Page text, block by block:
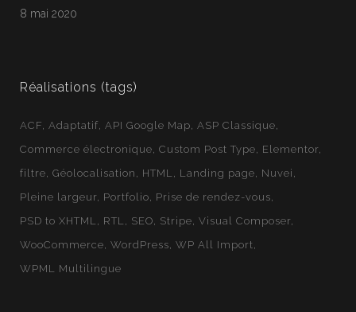
8 mai 2020
Réalisations (tags)
ACF Adaptatif API Google Map ASP Classique
Commerce électronique Custom Post Type
Elementor
filtre Géolocalisation HTML Landing page
Nuvei
Pleine largeur Portfolio
Prise de rendez-vous
PSD to XHTML
RTL SEO Stripe Visual Composer
WooCommerce WordPress WP All Import
WPML Multilingue
Webloft